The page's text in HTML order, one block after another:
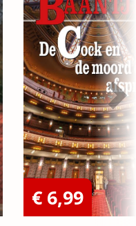
€ 6,99